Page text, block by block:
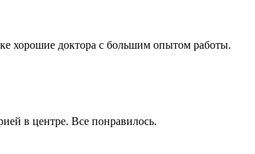
хорошие доктора с большим опытом работы.
в центре. Все понравилось.